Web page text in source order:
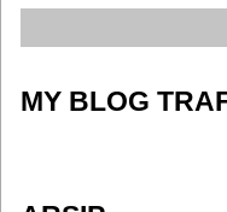
MY BLOG